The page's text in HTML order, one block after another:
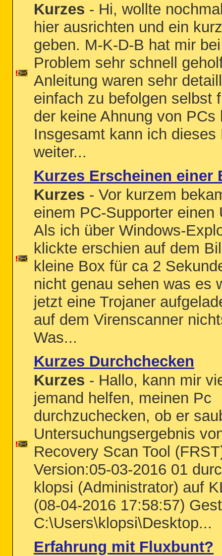
Kurzes - Hi, wollte
hier ausrichten und ein
geben. M-K-D-B hat mir
Problem sehr schnell
Anleitung waren sehr
einfach zu befolgen selbst
der keine Ahnung von PCs
Insgesamt kann ich dieses
weiter...
Kurzes Erscheinen einer
Kurzes - Vor kurzem
einem PC-Supporter einen
Als ich über Windows-
klickte erschien auf dem
kleine Box für ca 2
nicht genau sehen was es
jetzt eine Trojaner
auf dem Virenscanner
Was...
Kurzes Durchchecken
Kurzes - Hallo, kann mir
jemand helfen, meinen Pc
durchzuchecken, ob er
Untersuchungsergebnis
Recovery Scan Tool
Version:05-03-2016 01
klopsi (Administrator) auf
(08-04-2016 17:58:57)
C:\Users\klopsi\Desktop...
Erfahrung mit Fluxbunt?